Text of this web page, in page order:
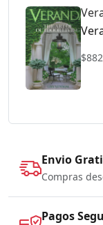
$882
Envio
Compras
Pagos